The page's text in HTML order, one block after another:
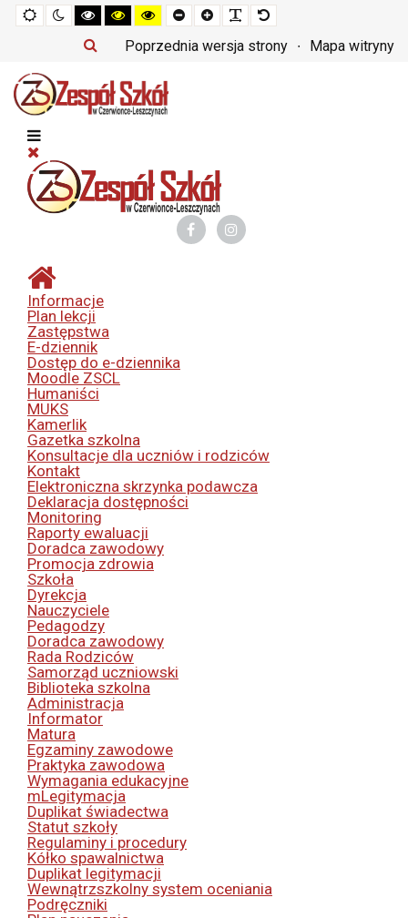
Tryb
domyślny
Tryb
nocny
Tryb
czarno-
biały
o
kontraście
Tryb
czarno-
żółty
o
kontraście
Tryb
żółto-
czarny
o
kontraście
Set
smaller
font
Set
larger
font
Make
font
more
readable
Set
default
font
Poprzednia wersja strony Mapa witryny
Informacje
Plan lekcji
Zastępstwa
E-dziennik
Dostęp do e-dziennika
Moodle ZSCL
Humaniści
MUKS
Kamerlik
Gazetka szkolna
Konsultacje dla uczniów i rodziców
Kontakt
Elektroniczna skrzynka podawcza
Deklaracja dostępności
Monitoring
Raporty ewaluacji
Doradca zawodowy
Promocja zdrowia
Szkoła
Dyrekcja
Nauczyciele
Pedagodzy
Doradca zawodowy
Rada Rodziców
Samorząd uczniowski
Biblioteka szkolna
Administracja
Informator
Matura
Egzaminy zawodowe
Praktyka zawodowa
Wymagania edukacyjne
mLegitymacja
Duplikat świadectwa
Statut szkoły
Regulaminy i procedury
Kółko spawalnictwa
Duplikat legitymacji
Wewnątrzszkolny system oceniania
Podręczniki